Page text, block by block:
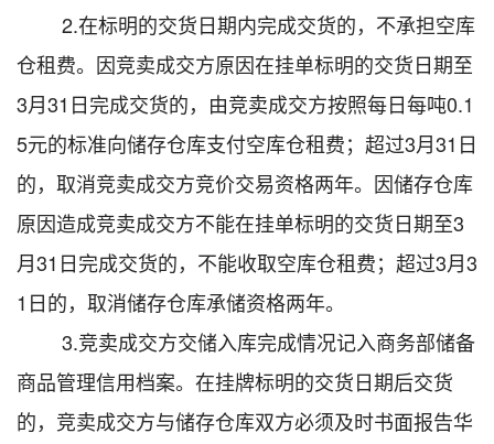
2.在标明的交货日期内完成交货的，不承担空库
仓租费。因竞卖成交方原因在挂单标明的交货日期至
3月31日完成交货的，由竞卖成交方按照每日每吨0.1
5元的标准向储存仓库支付空库仓租费；超过3月31日
的，取消竞卖成交方竞价交易资格两年。因储存仓库
原因造成竞卖成交方不能在挂单标明的交货日期至3
月31日完成交货的，不能收取空库仓租费；超过3月3
1日的，取消储存仓库承储资格两年。
3.竞卖成交方交储入库完成情况记入商务部储备
商品管理信用档案。在挂牌标明的交货日期后交货
的，竞卖成交方与储存仓库双方必须及时书面报告华